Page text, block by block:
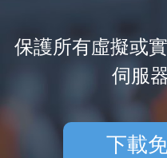
保護所有虛擬或
伺服
下載